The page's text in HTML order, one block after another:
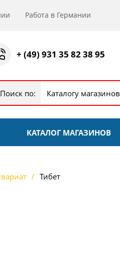
Работа в Германии
+ (49) 931 35 82 38 95
Поиск по: Каталогу магазинов
КАТАЛОГ МАГАЗИНОВ
Тибет